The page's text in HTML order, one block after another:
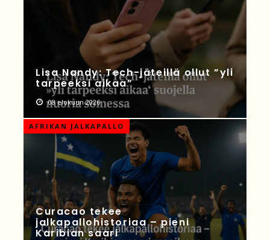
Lisa Nandy: Tech-jäteillä ollut ”yli
tarpeeksi aikaa”
08 elokuun 2026
AFRIKAN JALKAPALLO
Curacao tekee
jalkapallohistoriaa – pieni
Karibian saari